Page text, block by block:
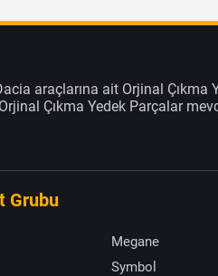
araçlarına ait Orjinal
Çıkma Yedek Parçalar
Grubu
Megane
Symbol